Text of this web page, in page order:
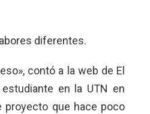
diferentes.
contó a la web de El
en la UTN en
proyecto que hace poco